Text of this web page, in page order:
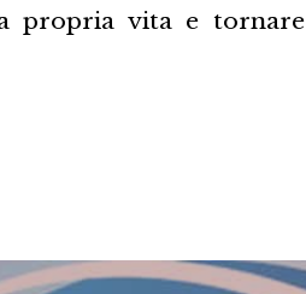
propria vita e tornare